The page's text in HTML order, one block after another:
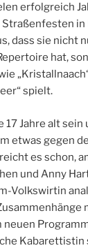
erfolgreich
in
dass sie nicht
hat,
spielt.
17 Jahre alt
etwas gegen
es schon,
und Anny
Volkswirtin
neuen
Kabarettistin